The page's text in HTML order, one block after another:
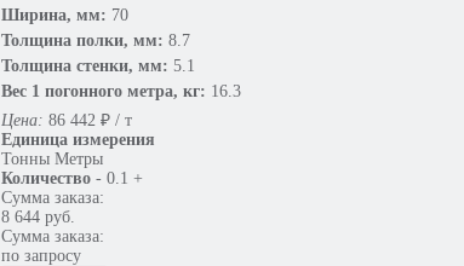
Ширина, мм: 70
Толщина полки, мм: 8.7
Толщина стенки, мм: 5.1
Вес 1 погонного метра, кг: 16.3
Цена: 86 442 ₽ / т
Единица измерения
Тонны Метры
Количество - 0.1 +
Сумма заказа:
8 644 руб.
Сумма заказа:
по запросу